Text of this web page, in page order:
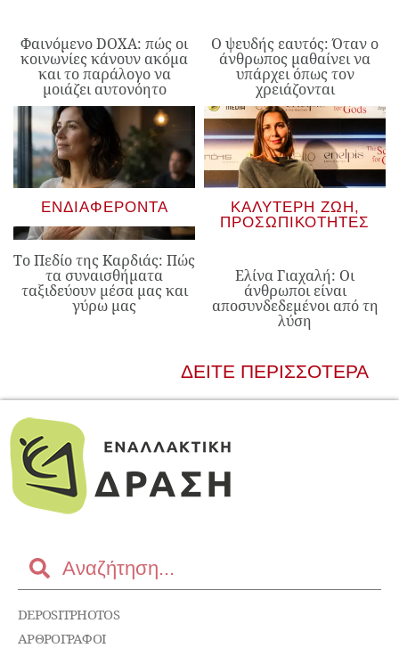
Φαινόμενο DOXA: πώς οι
κοινωνίες κάνουν ακόμα
και το παράλογο να
μοιάζει αυτονόητο
Ο ψευδής εαυτός: Όταν ο
άνθρωπος μαθαίνει να
υπάρχει όπως τον
χρειάζονται
ΕΝΔΙΑΦΈΡΟΝΤΑ
Το Πεδίο της Καρδιάς: Πώς
τα συναισθήματα
ταξιδεύουν μέσα μας και
γύρω μας
ΚΑΛΎΤΕΡΗ ΖΩΉ,
ΠΡΟΣΩΠΙΚΌΤΗΤΕΣ
Ελίνα Γιαχαλή: Οι
άνθρωποι είναι
αποσυνδεδεμένοι από τη
λύση
ΔΕΊΤΕ ΠΕΡΙΣΣΌΤΕΡΑ
DEPOSITPHOTOS
ΑΡΘΡΟΓΡΑΦΟΙ